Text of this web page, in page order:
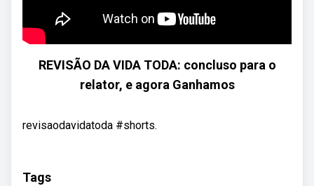
REVISÃO DA VIDA TODA: concluso para o
relator, e agora Ganhamos
revisaodavidatoda #shorts.
Tags